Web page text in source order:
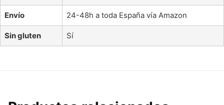
Envío 24-48h a toda España vía Amazon
Sin gluten Sí